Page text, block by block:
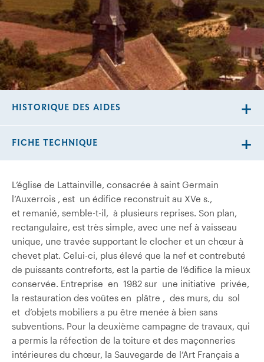
L’église de Lattainville, consacrée à saint Germain
l’Auxerrois , est un édifice reconstruit au XVe s.,
et remanié, semble-t-il, à plusieurs reprises. Son plan,
rectangulaire, est très simple, avec une nef à vaisseau
unique, une travée supportant le clocher et un chœur à
chevet plat. Celui-ci, plus élevé que la nef et contrebuté
de puissants contreforts, est la partie de l’édifice la mieux
conservée. Entreprise en 1982 sur une initiative privée,
la restauration des voûtes en plâtre , des murs, du sol
et d’objets mobiliers a pu être menée à bien sans
subventions. Pour la deuxième campagne de travaux, qui
a permis la réfection de la toiture et des maçonneries
intérieures du chœur, la Sauvegarde de l’Art Français a
HISTORIQUE DES AIDES
FICHE TECHNIQUE